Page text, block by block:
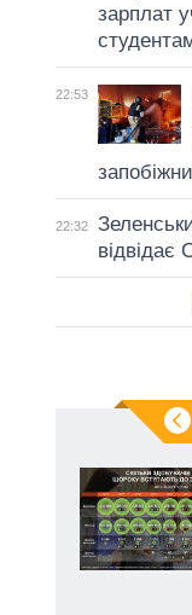
зарплат
22:53
22:32
відвідає